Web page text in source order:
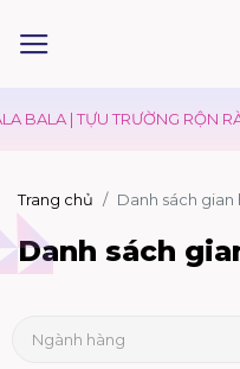
| TỰU TRƯỜNG RỘN
Trang chủ Danh sách gian
Danh sách
Ngành hàng